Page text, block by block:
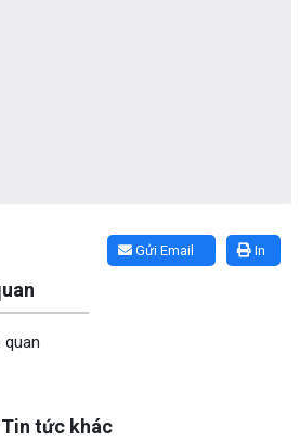
In
Gửi Email
quan
Tin tức khác